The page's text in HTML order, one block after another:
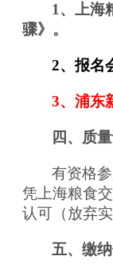
1 、上海
骤》。
2、报名
3、浦东
四、质
有资格
凭上海粮食
认可（放弃
五、缴